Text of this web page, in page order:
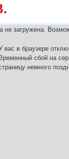
не загружена.
вас в браузере
Временный сбой на
немного